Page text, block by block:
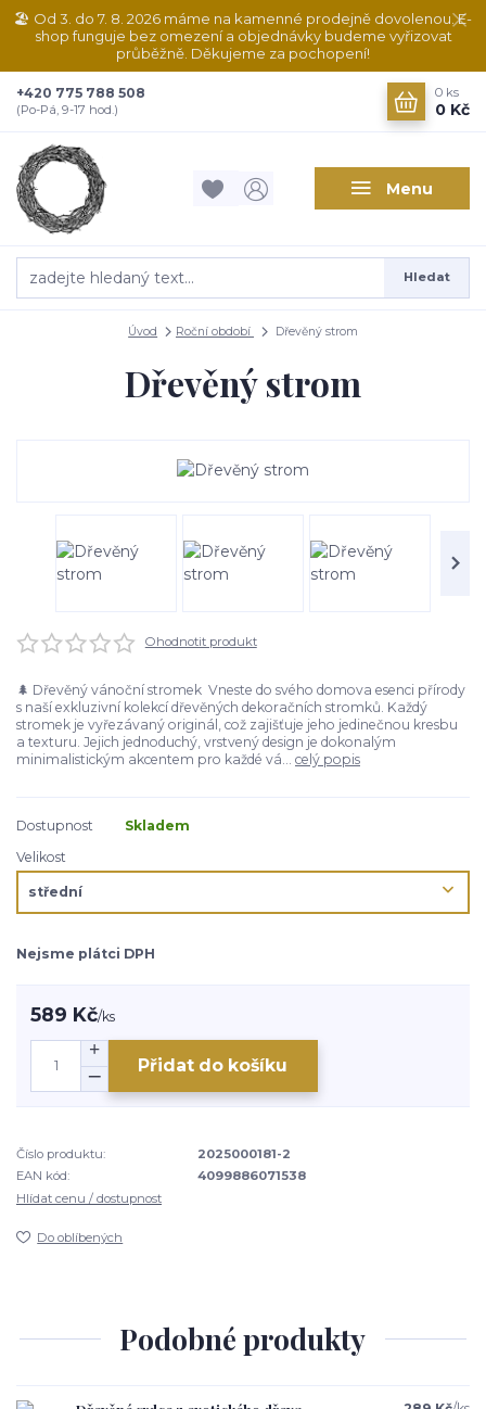
🏖️ Od 3. do 7. 8. 2026 máme na kamenné prodejně dovolenou. E-
shop funguje bez omezení a objednávky budeme vyřizovat
průběžně. Děkujeme za pochopení!
Menu
Hledat
+420 775 788 508
(Po-Pá, 9-17 hod.)
0 ks
0 Kč
Úvod Roční období Dřevěný strom
Dřevěný strom
Ohodnotit produkt
🌲 Dřevěný vánoční stromek Vneste do svého domova esenci přírody
s naší exkluzivní kolekcí dřevěných dekoračních stromků. Každý
stromek je vyřezávaný originál, což zajišťuje jeho jedinečnou kresbu
a texturu. Jejich jednoduchý, vrstvený design je dokonalým
minimalistickým akcentem pro každé vá... celý popis
Dostupnost
Skladem
Velikost
Nejsme plátci DPH
589 Kč/ks
Přidat do košíku
Číslo produktu:
2025000181-2
EAN kód:
4099886071538
Hlídat cenu / dostupnost
Do oblíbených
Podobné produkty